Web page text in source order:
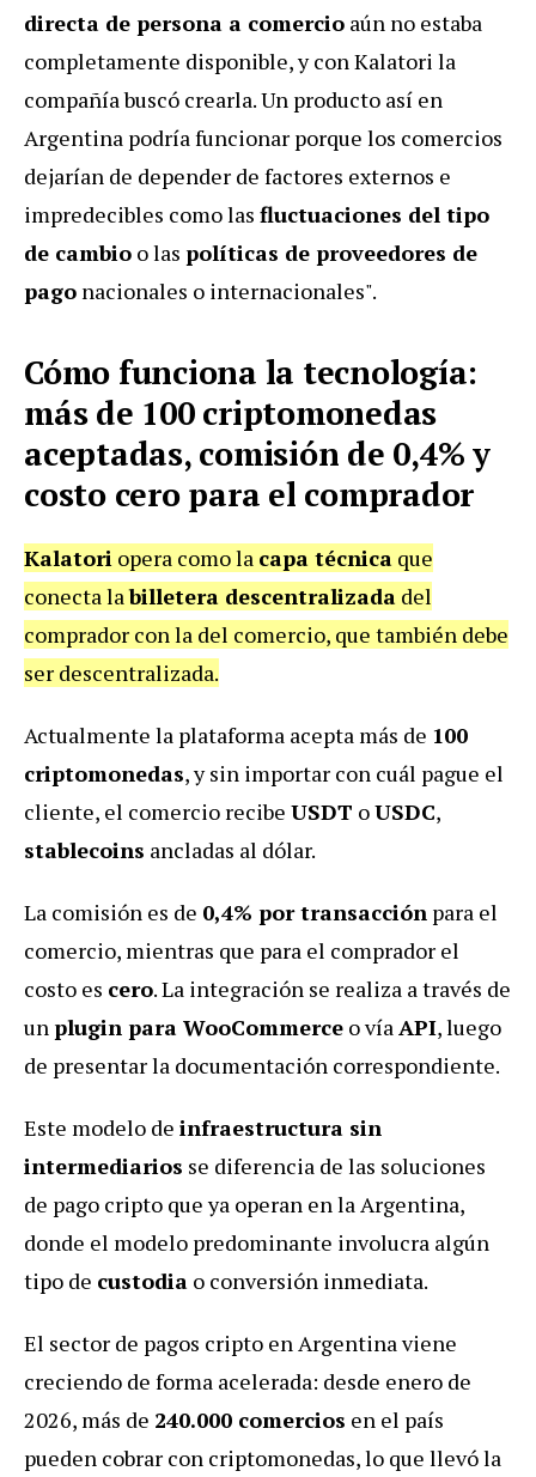
directa de persona a comercio aún no estaba
completamente disponible, y con Kalatori la
compañía buscó crearla. Un producto así en
Argentina podría funcionar porque los comercios
dejarían de depender de factores externos e
impredecibles como las fluctuaciones del tipo
de cambio o las políticas de proveedores de
pago nacionales o internacionales".
Cómo funciona la tecnología:
más de 100 criptomonedas
aceptadas, comisión de 0,4% y
costo cero para el comprador
Kalatori opera como la capa técnica que
conecta labilletera descentralizada del
comprador con la del comercio, que también debe
ser descentralizada.
Actualmente la plataforma acepta más de 100
criptomonedas, y sin importar con cuál pague el
cliente, el comercio recibe USDT oUSDC,
stablecoins ancladas al dólar.
La comisión es de 0,4% por transacción para el
comercio, mientras que para el comprador el
costo es cero. La integración se realiza a través de
unplugin para WooCommerce o víaAPI, luego
de presentar la documentación correspondiente.
Este modelo de infraestructura sin
intermediarios se diferencia de las soluciones
de pago cripto que ya operan en la Argentina,
donde el modelo predominante involucra algún
tipo de custodia o conversión inmediata.
El sector de pagos cripto en Argentina viene
creciendo de forma acelerada: desde enero de
2026, más de 240.000 comercios en el país
pueden cobrar con criptomonedas, lo que llevó la